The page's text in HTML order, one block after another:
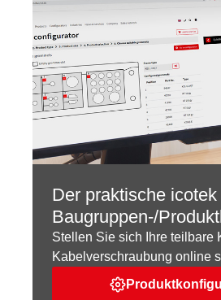
Der praktische icotek
Baugruppen-/
Stellen Sie sich Ihre teilbare
Kabelverschraubung online